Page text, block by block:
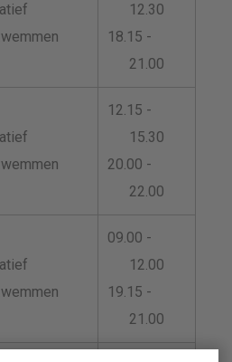
12.30
18.15 -
21.00
12.15 -
15.30
20.00 -
22.00
09.00 -
12.00
19.15 -
21.00